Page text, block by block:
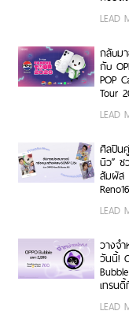
5G
LEAD
กลับม
กับ
POP
Tour
เตรียม
สนุก บุ
ประเท
นักศึก
Make
Series
LEAD
ศิลปิน
นิว”
สัมผัส
5G ผ่า
กล้อง
พิเศษ
0.6x
โมเม
LEAD
วางจ
วันนี้!
เทรน
ไลฟ์สไ
คุณสม
LEAD